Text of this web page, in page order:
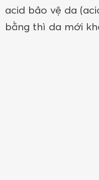
acid bảo vệ da
bằng thì da mới